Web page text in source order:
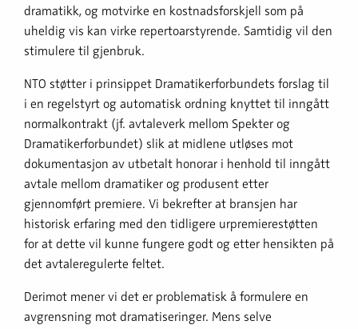
dramatikk, og motvirke en kostnadsforskjell som på
uheldig vis kan virke repertoarstyrende. Samtidig vil den
stimulere til gjenbruk.
NTO støtter i prinsippet Dramatikerforbundets forslag til
i en regelstyrt og automatisk ordning knyttet til inngått
normalkontrakt (jf. avtaleverk mellom Spekter og
Dramatikerforbundet) slik at midlene utløses mot
dokumentasjon av utbetalt honorar i henhold til inngått
avtale mellom dramatiker og produsent etter
gjennomført premiere. Vi bekrefter at bransjen har
historisk erfaring med den tidligere urpremierestøtten
for at dette vil kunne fungere godt og etter hensikten på
det avtaleregulerte feltet.
Derimot mener vi det er problematisk å formulere en
avgrensning mot dramatiseringer. Mens selve